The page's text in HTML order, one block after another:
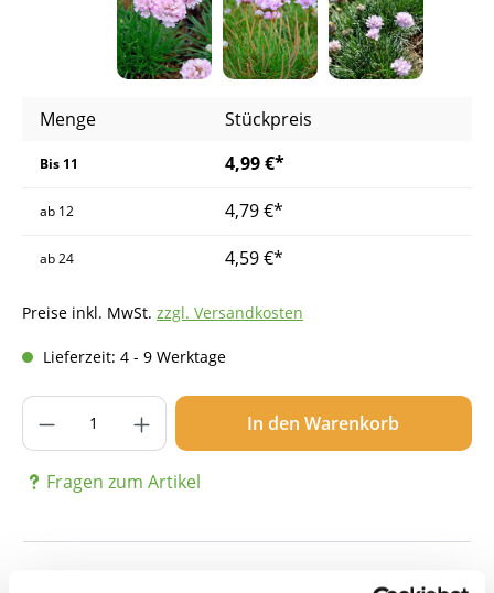
Menge Stückpreis
Bis 11 4,99 €*
ab 12 4,79 €*
ab24 4,59 €*
Preise inkl. MwSt. zzgl. Versandkosten
Lieferzeit: 4 - 9 Werktage
Produkt Anzahl: Gib den gewünschten
In den Warenkorb
Fragen zum Artikel